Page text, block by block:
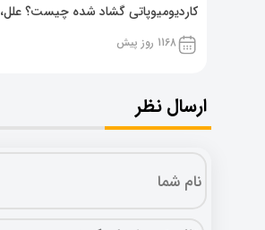
کاردیومیوپاتی گشاد شده چیست؟ علل،
پیشگیری و نشانه ها
1168 روز پیش
ارسال نظر